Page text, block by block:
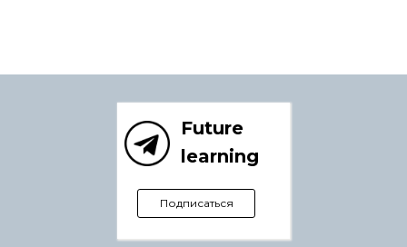
Подписаться
Future
learning